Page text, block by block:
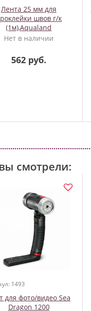
Лента 25 мм для
швов г/к
(1м),Aqualand
Нет в наличии
562 руб.
смотрели:
1493
для фото/видео Sea
Dragon 1200